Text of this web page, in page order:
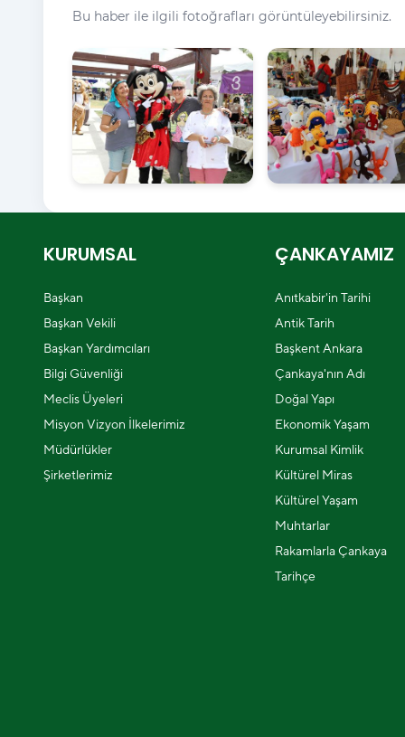
Bu haber ile ilgili fotoğrafları görüntüleyebilirsiniz.
KURUMSAL
Başkan
Başkan Vekili
Başkan Yardımcıları
Bilgi Güvenliği
Meclis Üyeleri
Misyon Vizyon İlkelerimiz
Müdürlükler
Şirketlerimiz
ÇANKAYAMIZ
Anıtkabir'in Tarihi
Antik Tarih
Başkent Ankara
Çankaya'nın Adı
Doğal Yapı
Ekonomik Yaşam
Kurumsal Kimlik
Kültürel Miras
Kültürel Yaşam
Muhtarlar
Rakamlarla Çankaya
Tarihçe